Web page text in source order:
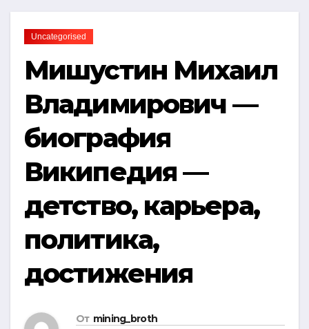
Uncategorised
Мишустин Михаил
Владимирович —
биография
Википедия —
детство, карьера,
политика,
достижения
От mining_broth